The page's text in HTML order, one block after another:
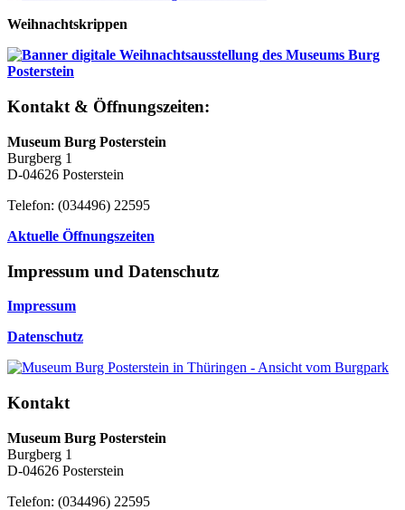
Weihnachtskrippen
Kontakt & Öffnungszeiten:
Museum Burg Posterstein
Burgberg 1
D-04626 Posterstein
Telefon: (034496) 22595
Aktuelle Öffnungszeiten
Impressum und Datenschutz
Impressum
Datenschutz
Kontakt
Museum Burg Posterstein
Burgberg 1
D-04626 Posterstein
Telefon: (034496) 22595